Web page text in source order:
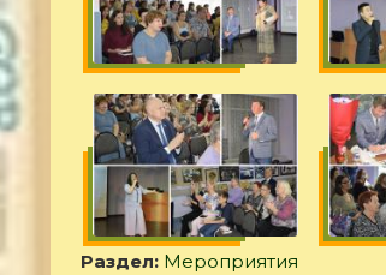
Раздел: Мероприятия